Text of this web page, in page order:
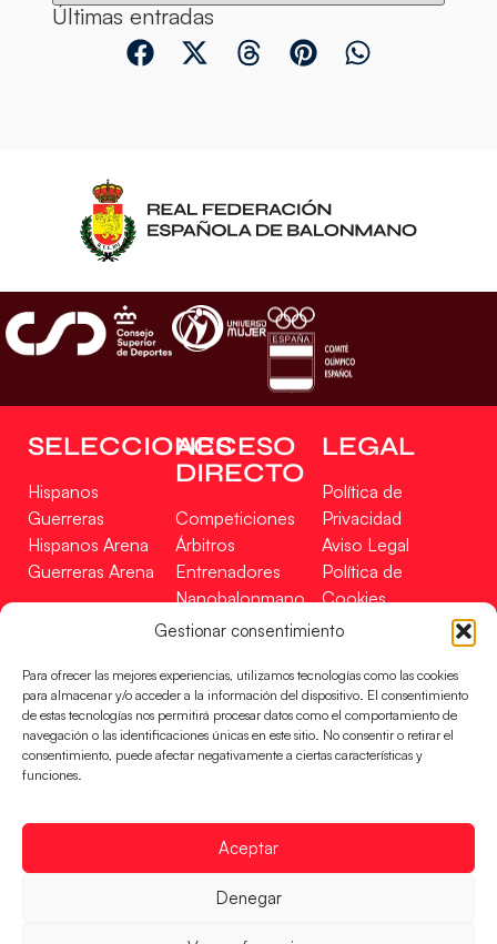
Gestionar consentimiento
Para ofrecer las mejores experiencias, utilizamos tecnologías como las cookies
para almacenar y/o acceder a la información del dispositivo. El consentimiento
de estas tecnologías nos permitirá procesar datos como el comportamiento de
navegación o las identificaciones únicas en este sitio. No consentir o retirar el
consentimiento, puede afectar negativamente a ciertas características y
funciones.
Aceptar
Denegar
Últimas entradas
SELECCIONES
Hispanos
Guerreras
Hispanos Arena
Guerreras Arena
ACCESO
DIRECTO
Competiciones
Árbitros
Entrenadores
Nanobalonmano
Tienda
LEGAL
Política de
Privacidad
Aviso Legal
Política de
Cookies
Mapa Web
Incidencias
CONTACTO
EN
FINANCIADO
RFEBM © 2024. Todos los derechos reservados –